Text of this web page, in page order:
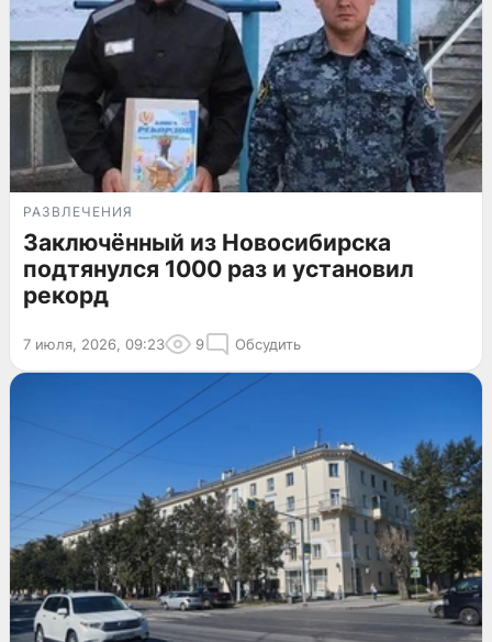
РАЗВЛЕЧЕНИЯ
Заключённый из Новосибирска
подтянулся 1000 раз и установил
рекорд
7 июля, 2026, 09:23 9 Обсудить